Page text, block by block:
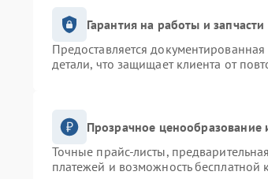
Гарантия на работы и запчасти
Предоставляется
детали, что защищает клиента от
Прозрачное ценообразование
Точные прайс-листы,
платежей и возможность бесплатной